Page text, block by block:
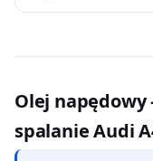
Olej
spalanie Audi